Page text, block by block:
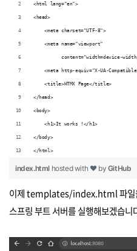
<html lang="en">
<head>
    <meta charset="UTF-8">
    <meta name="viewport"
content="width=device-
<meta http-equiv="X-UA-
    <title>HTMX Page</title>
</head>
<body>
    <h1>It works !</h1>
</body>
</html>
index.html hosted with ❤ by GitHub
이제 templates/index.html 파일
스프링 부트 서버를 실행해보겠습니